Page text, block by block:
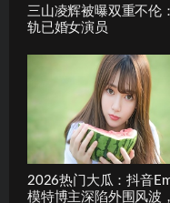
三山凌辉被曝双重不伦
轨已婚女演员
2026热门大瓜：抖音
模特博主深陷外围风波